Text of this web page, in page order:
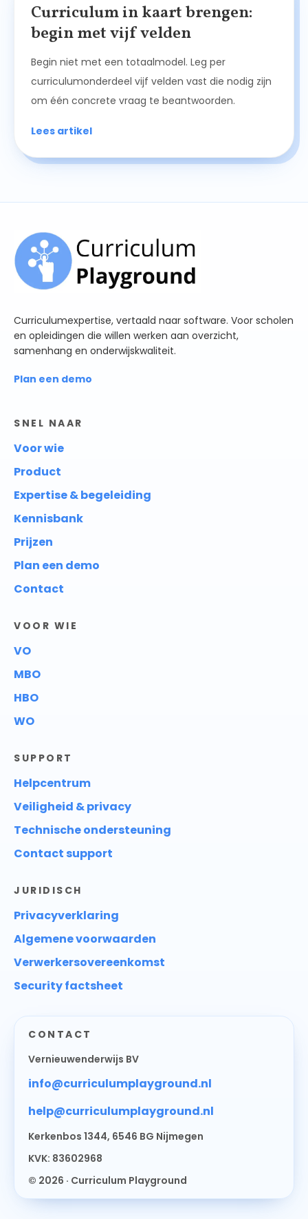
Curriculum in kaart brengen:
begin met vijf velden
Begin niet met een totaalmodel. Leg per
curriculumonderdeel vijf velden vast die nodig zijn
om één concrete vraag te beantwoorden.
Lees artikel
Curriculumexpertise, vertaald naar software. Voor scholen
en opleidingen die willen werken aan overzicht,
samenhang en onderwijskwaliteit.
Plan een demo
SNEL NAAR
Voor wie
Product
Expertise & begeleiding
Kennisbank
Prijzen
Plan een demo
Contact
VOOR WIE
VO
MBO
HBO
WO
SUPPORT
Helpcentrum
Veiligheid & privacy
Technische ondersteuning
Contact support
JURIDISCH
Privacyverklaring
Algemene voorwaarden
Verwerkersovereenkomst
Security factsheet
CONTACT
Vernieuwenderwijs BV
info@curriculumplayground.nl
help@curriculumplayground.nl
Kerkenbos 1344, 6546 BG Nijmegen
KVK: 83602968
© 2026 · Curriculum Playground